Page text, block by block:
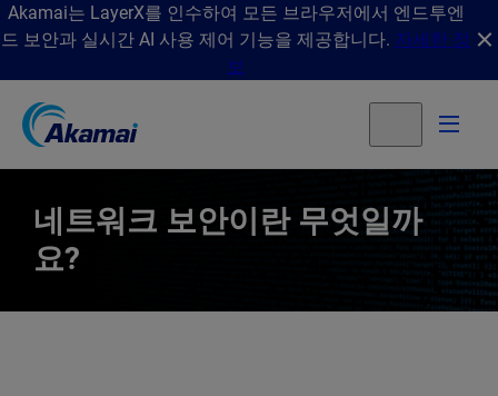
Akamai는 LayerX를 인수하여 모든 브라우저에서 엔드투엔
드 보안과 실시간 AI 사용 제어 기능을 제공합니다. 자세한 정
보
네트워크 보안이란 무엇일까
요?